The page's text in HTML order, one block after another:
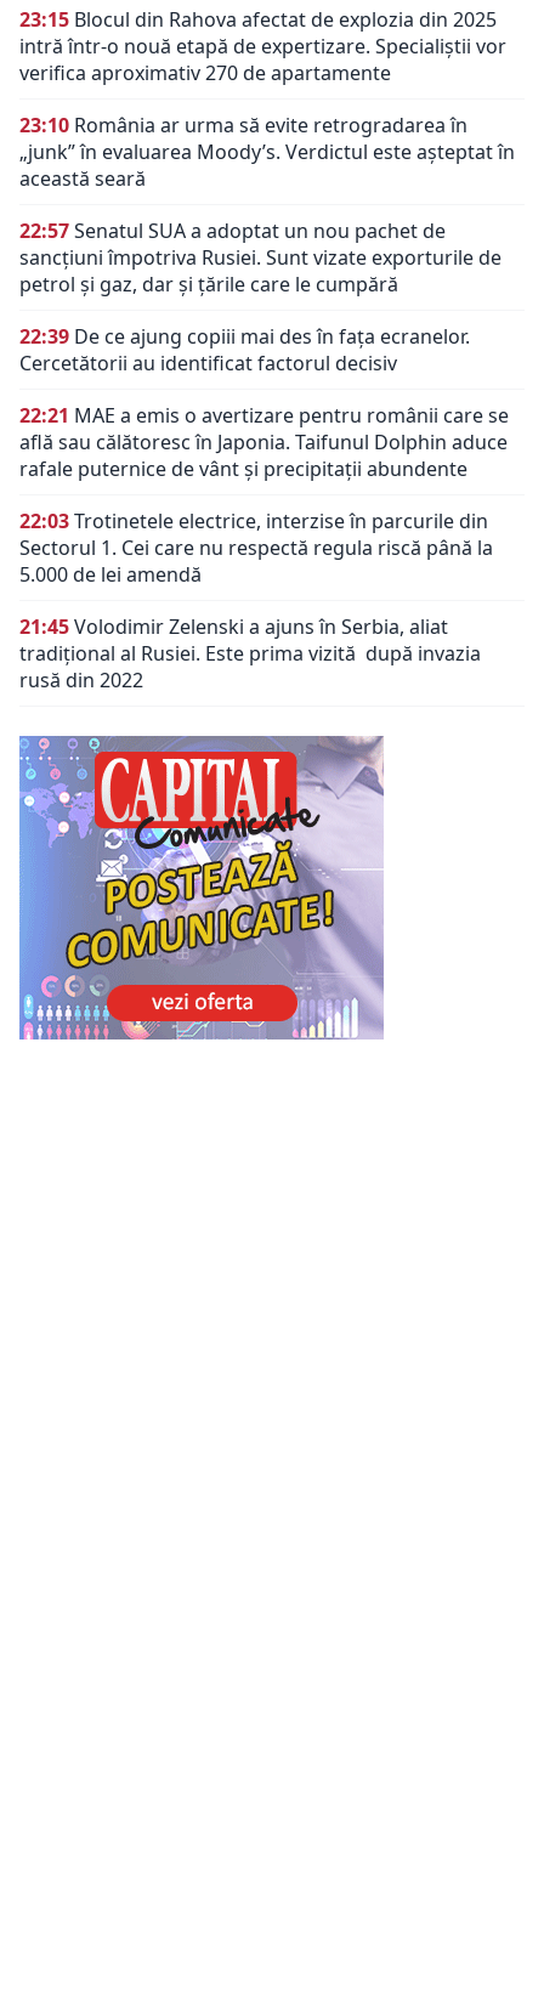
23:15 Blocul din Rahova afectat de explozia din 2025
intră într-o nouă etapă de expertizare. Specialiștii vor
verifica aproximativ 270 de apartamente
23:10 România ar urma să evite retrogradarea în
„junk” în evaluarea Moody’s. Verdictul este așteptat în
această seară
22:57Senatul SUA a adoptat un nou pachet de
sancțiuni împotriva Rusiei. Sunt vizate exporturile de
petrol și gaz, dar și țările care le cumpără
22:39 De ce ajung copiii mai des în fața ecranelor.
Cercetătorii au identificat factorul decisiv
22:21 MAE a emis o avertizare pentru românii care se
află sau călătoresc în Japonia. Taifunul Dolphin aduce
rafale puternice de vânt și precipitații abundente
22:03Trotinetele electrice, interzise în parcurile din
Sectorul 1. Cei care nu respectă regula riscă până la
5.000 de lei amendă
21:45Volodimir Zelenski a ajuns în Serbia, aliat
tradiţional al Rusiei. Este prima vizită după invazia
rusă din 2022